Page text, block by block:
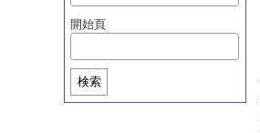
開始頁
検索